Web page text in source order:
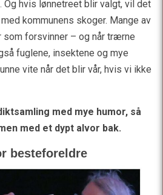
Og hvis lønnetreet blir valgt, vil det
kommunens skoger. Mange av
forsvinner – og når trærne
fuglene, insektene og mye
vite når det blir vår, hvis vi ikke
med mye humor, så
med et dypt alvor bak.
besteforeldre